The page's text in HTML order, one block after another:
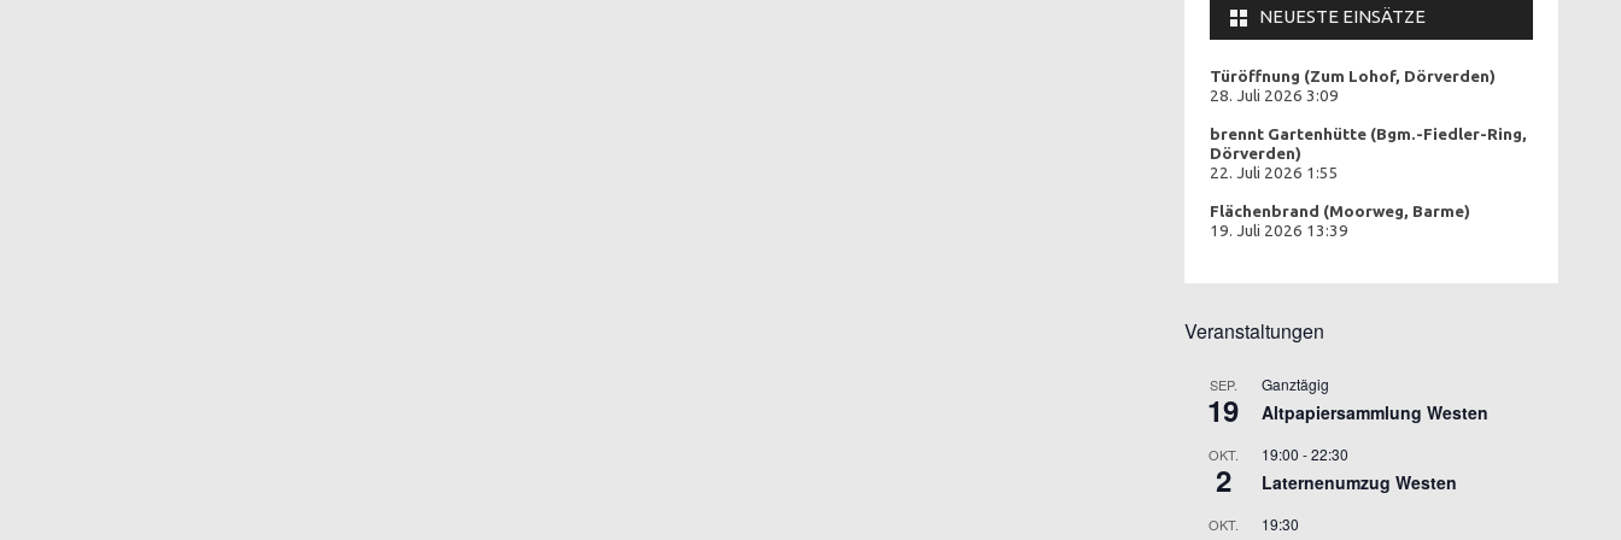
NEUESTE EINSÄTZE
Türöffnung (Zum Lohof, Dörverden)
28. Juli 2026 3:09
brennt Gartenhütte (Bgm.-Fiedler-Ring,
Dörverden)
22. Juli 2026 1:55
Flächenbrand (Moorweg, Barme)
19. Juli 2026 13:39
Veranstaltungen
SEP.
19
Ganztägig
Altpapiersammlung Westen
OKT.
2
19:00 -22:30
Laternenumzug Westen
OKT. 19:30